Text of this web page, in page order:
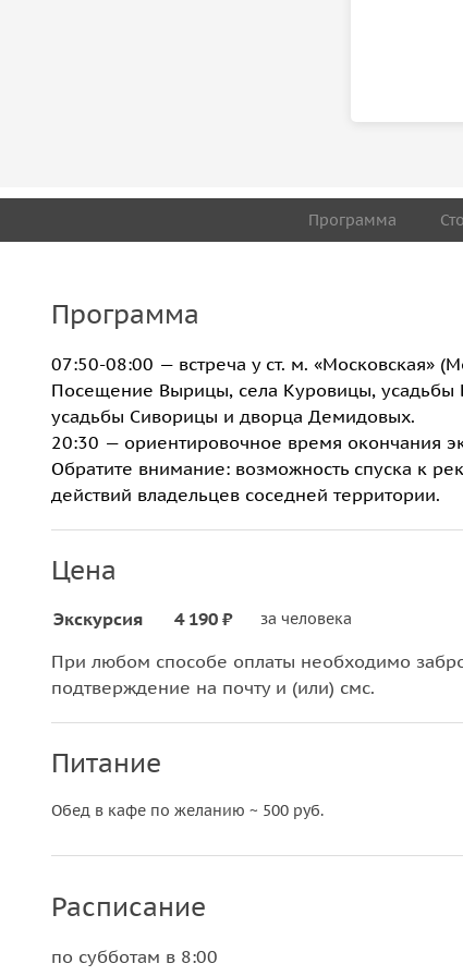
Программа
Программа
07:50-08:00 — встреча у ст. м. «Московская»
Посещение Вырицы, села Куровицы, усадьбы
усадьбы Сиворицы и дворца Демидовых.
20:30 — ориентировочное время окончания
Обратите внимание: возможность спуска к
действий владельцев соседней территории.
Цена
Экскурсия 4 190 ₽ за человека
При любом способе оплаты необходимо
подтверждение на почту и (или) смс.
Питание
Обед в кафе по желанию ~ 500 руб.
Расписание
по субботам в 8:00